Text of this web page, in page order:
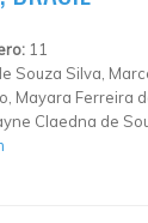
11
Souza Silva,
Mayara Ferreira
Claedna de